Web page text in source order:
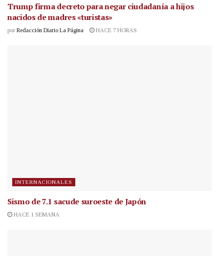
Trump firma decreto para negar ciudadanía a hijos
nacidos de madres «turistas»
por Redacción Diario La Página HACE 7 HORAS
INTERNACIONALES
Sismo de 7.1 sacude suroeste de Japón
HACE 1 SEMANA